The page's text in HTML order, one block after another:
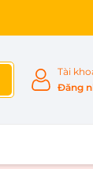
Tài
Đăng